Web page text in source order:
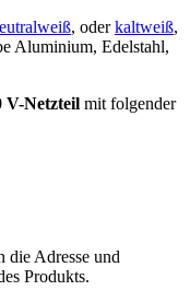
, oderkaltweiß,
Aluminium, Edelstahl,
V-Netzteil mit folgender
die Adresse und
Produkts.